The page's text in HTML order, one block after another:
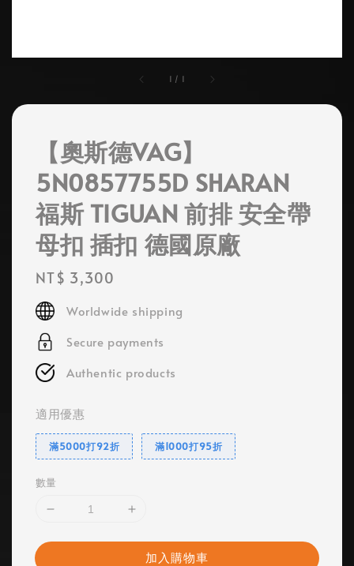
1 / 1
【奧斯德VAG】
5N0857755D SHARAN
福斯 TIGUAN 前排 安全帶
母扣 插扣 德國原廠
Regular
price
NT$ 3,300
Worldwide shipping
Secure payments
Authentic products
適用優惠
滿5000打92折 滿1000打95折
數量
加入購物車